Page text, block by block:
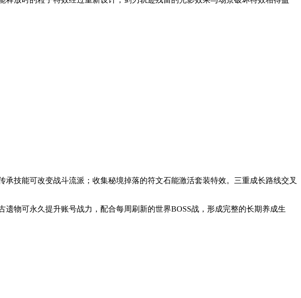
技能可改变战斗流派；收集秘境掉落的符文石能激活套装特效。三重成长路线交叉
物可永久提升账号战力，配合每周刷新的世界BOSS战，形成完整的长期养成生